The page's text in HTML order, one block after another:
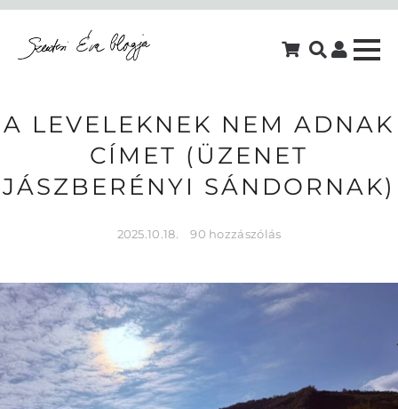
A LEVELEKNEK NEM ADNAK
CÍMET (ÜZENET
JÁSZBERÉNYI SÁNDORNAK)
2025.10.18. 90 hozzászólás